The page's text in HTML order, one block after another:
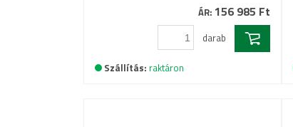
ÁR: 156 985 Ft
darab
Szállítás: raktáron